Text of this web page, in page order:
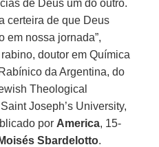
de Deus um do outro.
certeira de que Deus
em nossa jornada”,
rabino, doutor em Química
da Argentina, do
Theological
Joseph’s University,
por America, 15-
Moisés Sbardelotto.